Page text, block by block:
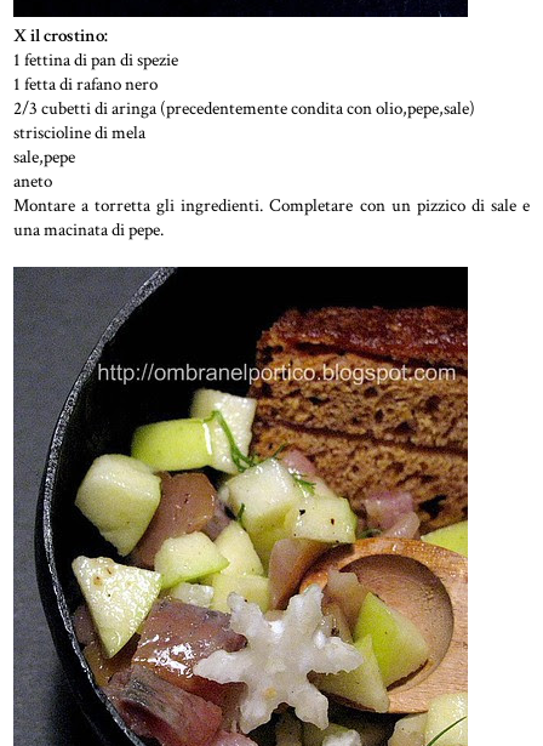
X il crostino:
1 fettina di pan di spezie
1 fetta di rafano nero
2/3 cubetti di aringa (precedentemente condita con olio,pepe,sale)
striscioline di mela
sale,pepe
aneto
Montare a torretta gli ingredienti. Completare con un pizzico di sale e
una macinata di pepe.